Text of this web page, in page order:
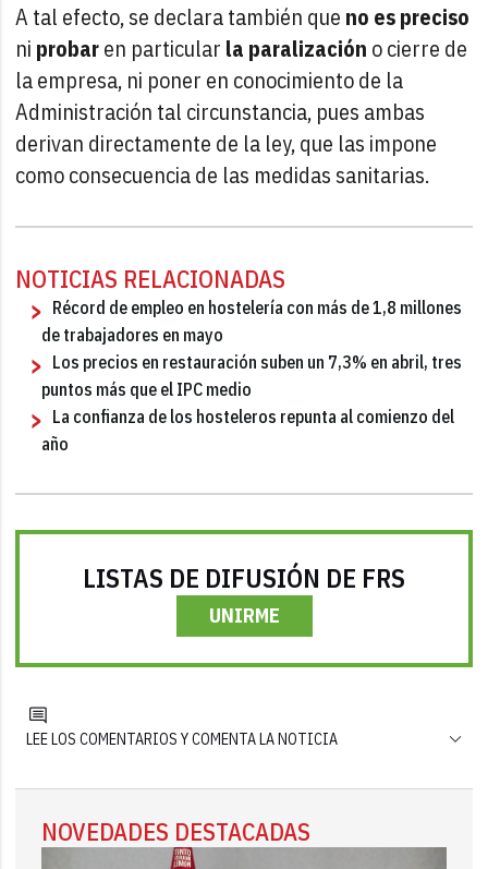
A tal efecto, se declara también que no es preciso
ni probaren particular la paralización o cierre de
la empresa, ni poner en conocimiento de la
Administración tal circunstancia, pues ambas
derivan directamente de la ley, que las impone
como consecuencia de las medidas sanitarias.
NOTICIAS RELACIONADAS
Récord de empleo en hostelería con más de 1,8 millones
de trabajadores en mayo
Los precios en restauración suben un 7,3% en abril, tres
puntos más que el IPC medio
La confianza de los hosteleros repunta al comienzo del
año
LISTAS DE DIFUSIÓN DE FRS
UNIRME
LEE LOS COMENTARIOS Y COMENTA LA NOTICIA
NOVEDADES DESTACADAS